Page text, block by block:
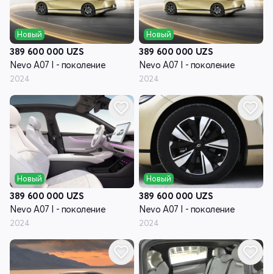
Новый
389 600 000 UZS
Nevo A07 I - поколение
2024
Новый
389 600 000 UZS
Nevo A07 I - поколение
2024
Новый
389 600 000 UZS
Nevo A07 I - поколение
2024
Новый
389 600 000 UZS
Nevo A07 I - поколение
2024